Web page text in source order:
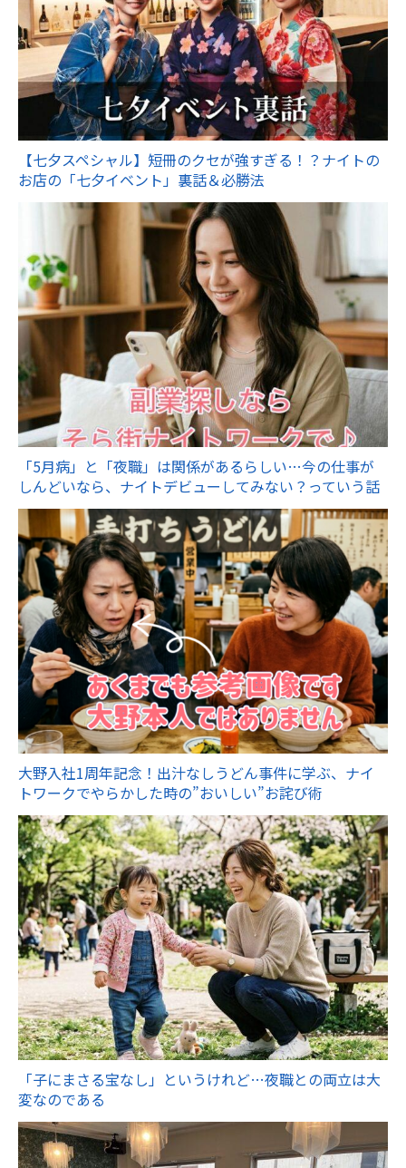
【七夕スペシャル】短冊のクセが強すぎる！？ナイトの
お店の「七夕イベント」裏話＆必勝法
「5月病」と「夜職」は関係があるらしい…今の仕事が
しんどいなら、ナイトデビューしてみない？っていう話
大野入社1周年記念！出汁なしうどん事件に学ぶ、ナイ
トワークでやらかした時の”おいしい”お詫び術
「子にまさる宝なし」というけれど…夜職との両立は大
変なのである